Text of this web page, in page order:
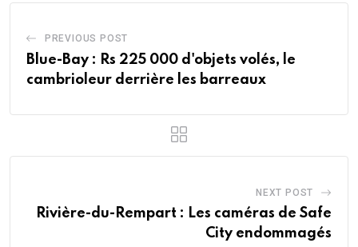
PREVIOUS POST
Blue-Bay : Rs 225 000 d'objets volés, le
cambrioleur derrière les barreaux
NEXT POST
Rivière-du-Rempart : Les caméras de Safe
City endommagés